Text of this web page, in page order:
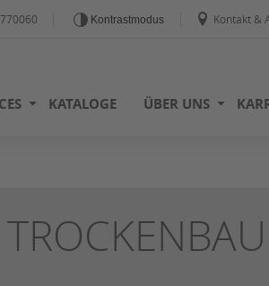
Kontrastmodus Kontakt &
KATALOGE ÜBER UNS